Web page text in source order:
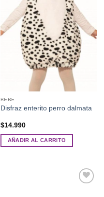
opciones
se
pueden
producto
lista de
deseos
BEBE
Disfraz enterito perro dalmata
$14.990
AÑADIR AL CARRITO